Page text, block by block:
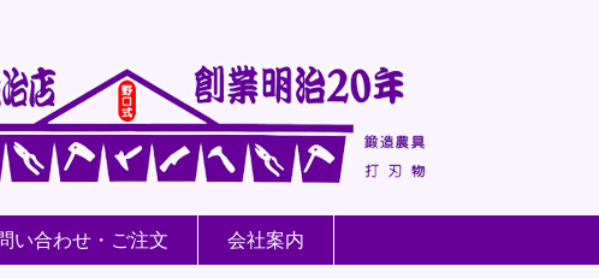
い合わせ・ご注文 会社案内